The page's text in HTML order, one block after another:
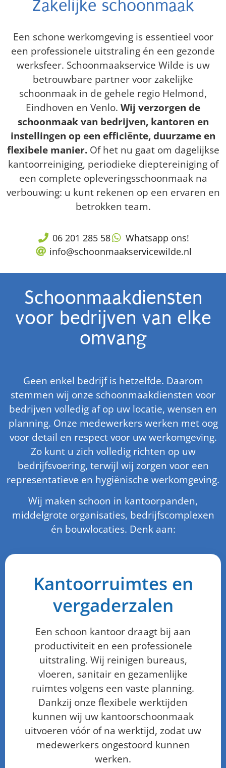
Zakelijke schoonmaak
Een schone werkomgeving is essentieel voor
een professionele uitstraling én een gezonde
werksfeer. Schoonmaakservice Wilde is uw
betrouwbare partner voor zakelijke
schoonmaak in de gehele regio Helmond,
Eindhoven en Venlo. Wij verzorgen de
schoonmaak van bedrijven, kantoren en
instellingen op een efficiënte, duurzame en
flexibele manier.Of het nu gaat om dagelijkse
kantoorreiniging, periodieke dieptereiniging of
een complete opleveringsschoonmaak na
verbouwing: u kunt rekenen op een ervaren en
betrokken team.
06 201 285 58
Whatsapp ons!
info@schoonmaakservicewilde.nl
Schoonmaakdiensten
voor bedrijven van elke
omvang
Geen enkel bedrijf is hetzelfde. Daarom
stemmen wij onze schoonmaakdiensten voor
bedrijven volledig af op uw locatie, wensen en
planning. Onze medewerkers werken met oog
voor detail en respect voor uw werkomgeving.
Zo kunt u zich volledig richten op uw
bedrijfsvoering, terwijl wij zorgen voor een
representatieve en hygiënische werkomgeving.
Wij maken schoon in kantoorpanden,
middelgrote organisaties, bedrijfscomplexen
én bouwlocaties. Denk aan:
Kantoorruimtes en
vergaderzalen
Een schoon kantoor draagt bij aan
productiviteit en een professionele
uitstraling. Wij reinigen bureaus,
vloeren, sanitair en gezamenlijke
ruimtes volgens een vaste planning.
Dankzij onze flexibele werktijden
kunnen wij uw kantoorschoonmaak
uitvoeren vóór of na werktijd, zodat uw
medewerkers ongestoord kunnen
werken.